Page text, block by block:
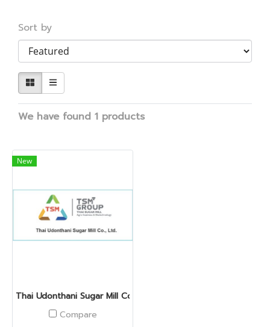
Sort by
We have found 1 products
New
Thai Udonthani Sugar Mill Co., Ltd.
Compare